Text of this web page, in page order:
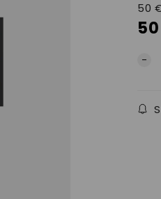
50
50